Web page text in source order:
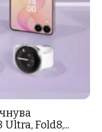
Fold8,...